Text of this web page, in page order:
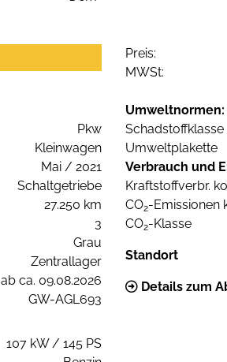
Preis:
MWSt:
Pkw
Kleinwagen
Mai / 2021
Schaltgetriebe
27.250 km
3
Grau
Zentrallager
ab ca. 09.08.2026
GW-AGL693
107 kW / 145 PS
Umweltnormen:
Schadstoffklasse
Umweltplakette
Verbrauch und
Kraftstoffverbr.
CO2-Emissionen
CO2-Klasse
Standort
Details zum